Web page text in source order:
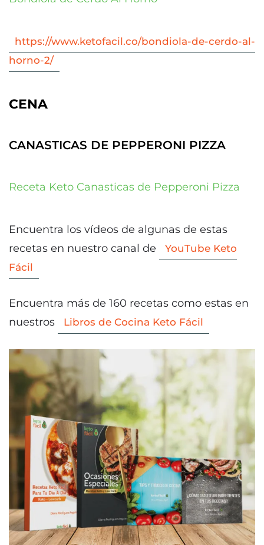
https://www.ketofacil.co/bondiola-de-cerdo-al-
horno-2/
CENA
CANASTICAS DE PEPPERONI PIZZA
Receta Keto Canasticas de Pepperoni Pizza
Encuentra los vídeos de algunas de estas
recetas en nuestro canal de
YouTube Keto
Fácil
Encuentra más de 160 recetas como estas en
nuestros
Libros de Cocina Keto Fácil